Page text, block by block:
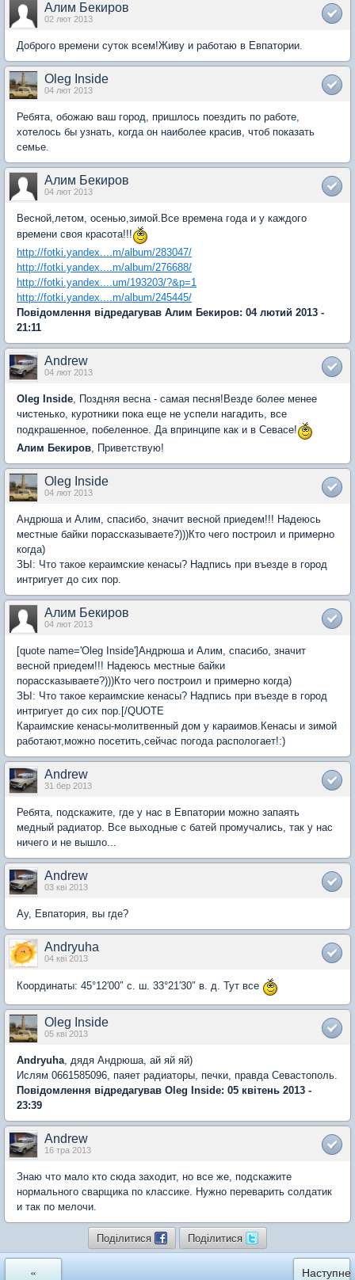
Алим Бекиров
02 лют 2013
Доброго времени суток всем!Живу и работаю в Евпатории.
Oleg Inside
04 лют 2013
Ребята, обожаю ваш город, пришлось поездить по работе,
хотелось бы узнать, когда он наиболее красив, чтоб показать
семье.
Алим Бекиров
04 лют 2013
Весной,летом, осенью,зимой.Все времена года и у каждого
времени своя красота!!!
http://fotki.yandex....m/album/283047/
http://fotki.yandex....m/album/276688/
http://fotki.yandex....um/193203/?&p=1
http://fotki.yandex....m/album/245445/
Повідомлення відредагував Алим Бекиров: 04 лютий 2013 -
21:11
Andrew
04 лют 2013
Oleg Inside, Поздняя весна - самая песня!Везде более менее
чистенько, куротники пока еще не успели нагадить, все
подкрашенное, побеленное. Да впринципе как и в Севасе!
Алим Бекиров, Приветствую!
Oleg Inside
04 лют 2013
Андрюша и Алим, спасибо, значит весной приедем!!! Надеюсь
местные байки порассказываете?)))Кто чего построил и примерно
когда)
ЗЫ: Что такое кераимские кенасы? Надпись при въезде в город
интригует до сих пор.
Алим Бекиров
04 лют 2013
[quote name='Oleg Inside']Андрюша и Алим, спасибо, значит
весной приедем!!! Надеюсь местные байки
порассказываете?)))Кто чего построил и примерно когда)
ЗЫ: Что такое кераимские кенасы? Надпись при въезде в город
интригует до сих пор.[/QUOTE
Караимские кенасы-молитвенный дом у караимов.Кенасы и зимой
работают,можно посетить,сейчас погода распологает!:)
Andrew
31 бер 2013
Ребята, подскажите, где у нас в Евпатории можно запаять
медный радиатор. Все выходные с батей промучались, так у нас
ничего и не вышло...
Andrew
03 кві 2013
Ау, Евпатория, вы где?
Andryuha
04 кві 2013
Координаты: 45°12′00″ с. ш. 33°21′30″ в. д. Тут все
Oleg Inside
05 кві 2013
Andryuha, дядя Андрюша, ай яй яй)
Ислям 0661585096, паяет радиаторы, печки, правда Севастополь.
Повідомлення відредагував Oleg Inside: 05 квітень 2013 -
23:39
Andrew
16 тра 2013
Знаю что мало кто сюда заходит, но все же, подскажите
нормального сварщика по классике. Нужно переварить солдатик
и так по мелочи.
Поділитися Поділитися
«
Наступне